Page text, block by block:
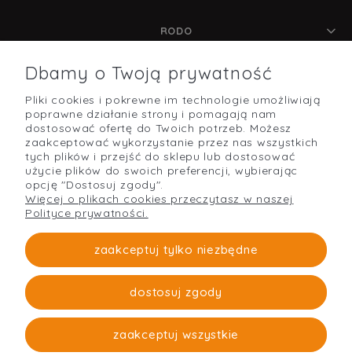
RODO
POMOC
O NAS
PŁATNOŚCI I DOSTAWA
Strefabudowy
O firmie
Dbamy o Twoją prywatność
Pliki cookies i pokrewne im technologie umożliwiają
poprawne działanie strony i pomagają nam
dostosować ofertę do Twoich potrzeb. Możesz
zaakceptować wykorzystanie przez nas wszystkich
tych plików i przejść do sklepu lub dostosować
użycie plików do swoich preferencji, wybierając
opcję "Dostosuj zgody".
Więcej o plikach cookies przeczytasz w naszej
Polityce prywatności.
zaakceptuj tylko niezbędne
dostosuj zgody
zaakceptuj wszystkie